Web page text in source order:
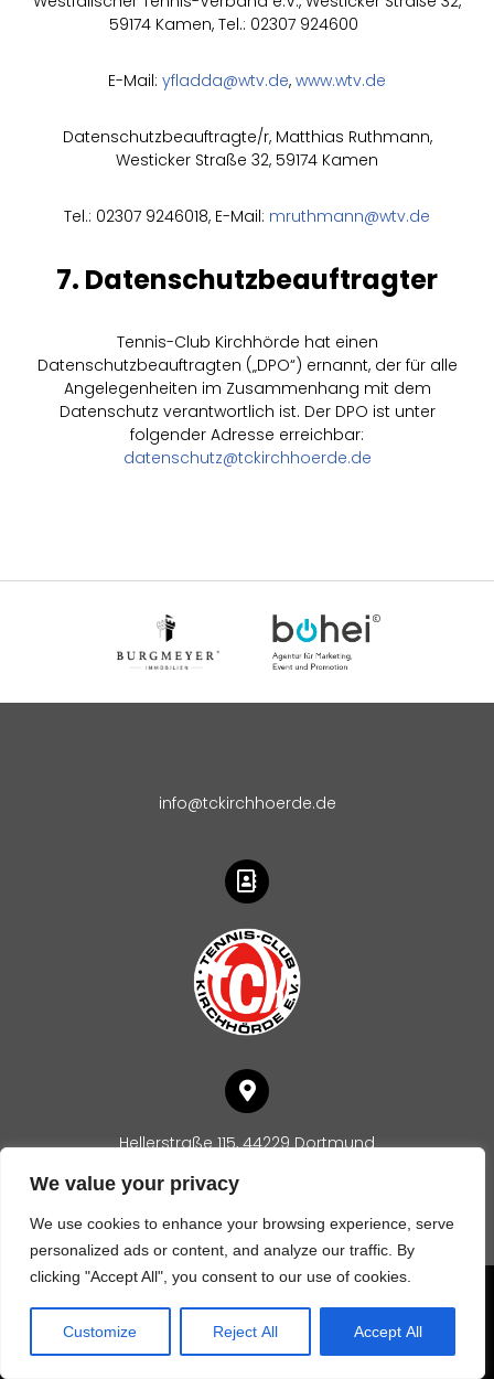
We value your privacy
We use cookies to enhance your browsing experience, serve
personalized ads or content, and analyze our traffic. By
clicking "Accept All", you consent to our use of cookies.
Customize Reject All Accept All
59174 Kamen, Tel.: 02307 924600
E-Mail: yfladda@wtv.de, www.wtv.de
Datenschutzbeauftragte/r, Matthias Ruthmann,
Westicker Straße 32, 59174 Kamen
Tel.: 02307 9246018, E-Mail: mruthmann@wtv.de
7. Datenschutzbeauftragter
Tennis-Club Kirchhörde hat einen
Datenschutzbeauftragten („DPO“) ernannt, der für alle
Angelegenheiten im Zusammenhang mit dem
Datenschutz verantwortlich ist. Der DPO ist unter
folgender Adresse erreichbar:
datenschutz@tckirchhoerde.de
Hellerstraße 115, 44229 Dortmund
info@tckirchhoerde.de
Impressum